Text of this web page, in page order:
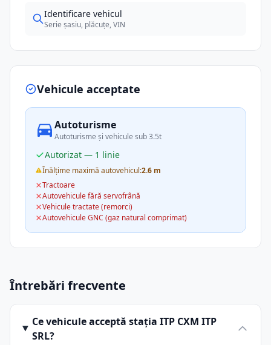
Identificare vehicul
Serie șasiu, plăcuțe, VIN
Vehicule acceptate
Autoturisme
Autoturisme și vehicule sub 3.5t
Autorizat — 1 linie
Înălțime maximă autovehicul:2.6 m
Tractoare
Autovehicule fără servofrână
Vehicule tractate (remorci)
Autovehicule GNC (gaz natural comprimat)
Întrebări frecvente
Ce vehicule acceptă stația ITP CXM ITP
SRL?